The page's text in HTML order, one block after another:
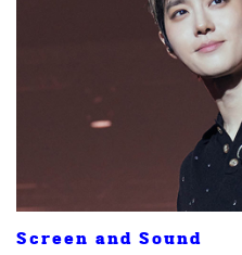
Screen and Sound
TWEET